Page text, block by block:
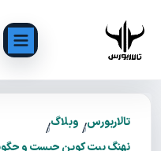
تالاربورس/ وبلاگ/
نهنگ بیت کوین چیست و چگونه